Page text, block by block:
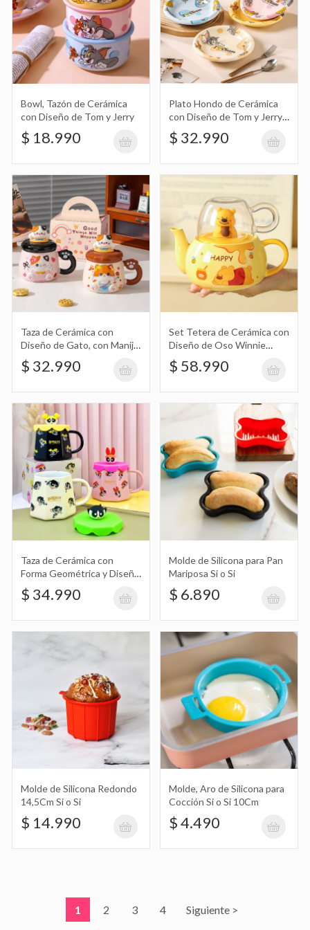
Taza de Cerámica con Forma
Geométrica y Diseño de Chicas Super
Poderosas con Tapa de Silicona y
Muñeco
$ 34.990
Molde de Silicona para Pan Mariposa Si
$ 6.890
Molde de Silicona Redondo 14,5Cm Si
o Si
$ 14.990
Molde, Aro de Silicona para Cocción Si
o Si 10Cm
Bowl, Tazón de Cerámica
con Diseño de Tom y Jerry
$ 18.990
Plato Hondo de Cerámica
con Diseño de Tom y Jerry, I
Love Cheese
$ 32.990
Taza de Cerámica con
Diseño de Gato, con Manija
con Huella y Tapa con
Muñeco de Silicona
$ 32.990
Set Tetera de Cerámica con
Diseño de Oso Winnie
Pooh con Taza
Transparente
$ 58.990
Taza de Cerámica con
Forma Geométrica y Diseño
de Chicas Super Poderosas
con Tapa de Silicona y
$ 34.990
Molde de Silicona para Pan
Mariposa Si o Si
$ 6.890
Molde de Silicona Redondo
14,5Cm Si o Si
$ 14.990
Molde, Aro de Silicona para
Cocción Si o Si 10Cm
$ 4.490
1 2 3 4 Siguiente >